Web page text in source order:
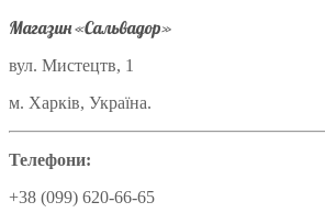
Магазин «Сальвадор»
вул. Мистецтв, 1
м. Харків, Україна.
Телефони:
+38 (099) 620-66-65